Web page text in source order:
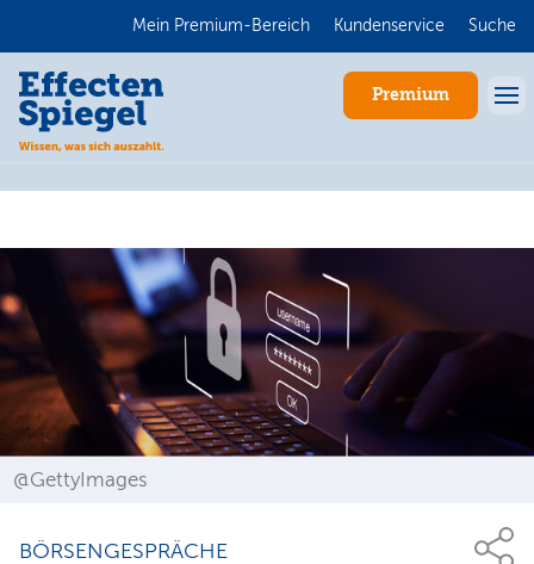
Mein Premium-Bereich Kundenservice Suche
Premium
@GettyImages
BÖRSENGESPRÄCHE
Anmelden